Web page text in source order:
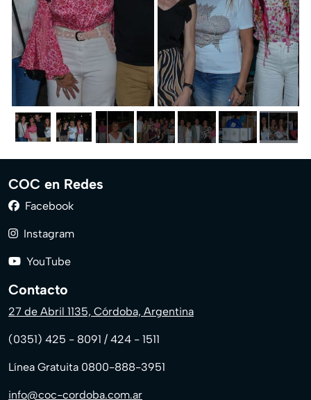
COC en Redes
Facebook
Instagram
YouTube
Contacto
27 de Abril 1135, Córdoba, Argentina
(0351) 425 - 8091 / 424 - 1511
Línea Gratuita 0800-888-3951
info@coc-cordoba.com.ar